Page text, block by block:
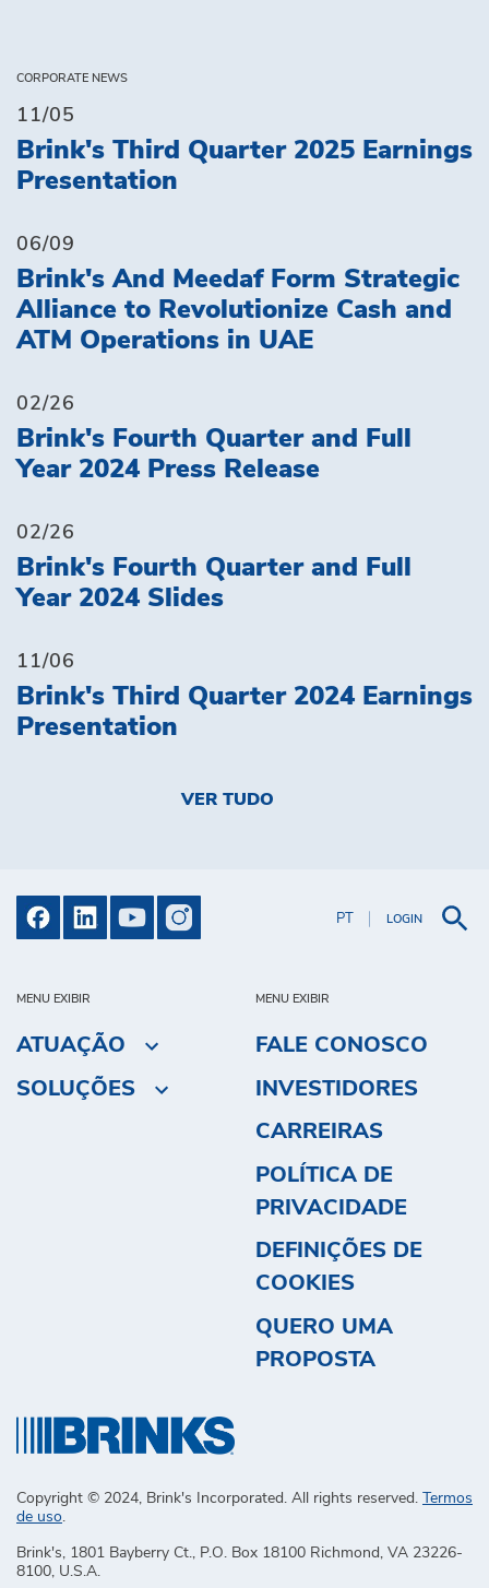
PT LOGIN
MENU EXIBIR
ATUAÇÃO
SOLUÇÕES
MENU EXIBIR
FALE CONOSCO
INVESTIDORES
CARREIRAS
POLÍTICA DE
PRIVACIDADE
DEFINIÇÕES DE
COOKIES
QUERO UMA
PROPOSTA
Copyright © 2024, Brink's Incorporated. All rights reserved. Termos
de uso
Brink's, 1801 Bayberry Ct., P.O. Box 18100 Richmond, VA 23226-
8100, U.S.A.
CORPORATE NEWS
11/05
Brink's Third Quarter 2025 Earnings
Presentation
06/09
Brink's And Meedaf Form Strategic
Alliance to Revolutionize Cash and
ATM Operations in UAE
02/26
Brink's Fourth Quarter and Full
Year 2024 Press Release
02/26
Brink's Fourth Quarter and Full
Year 2024 Slides
11/06
Brink's Third Quarter 2024 Earnings
Presentation
VER TUDO